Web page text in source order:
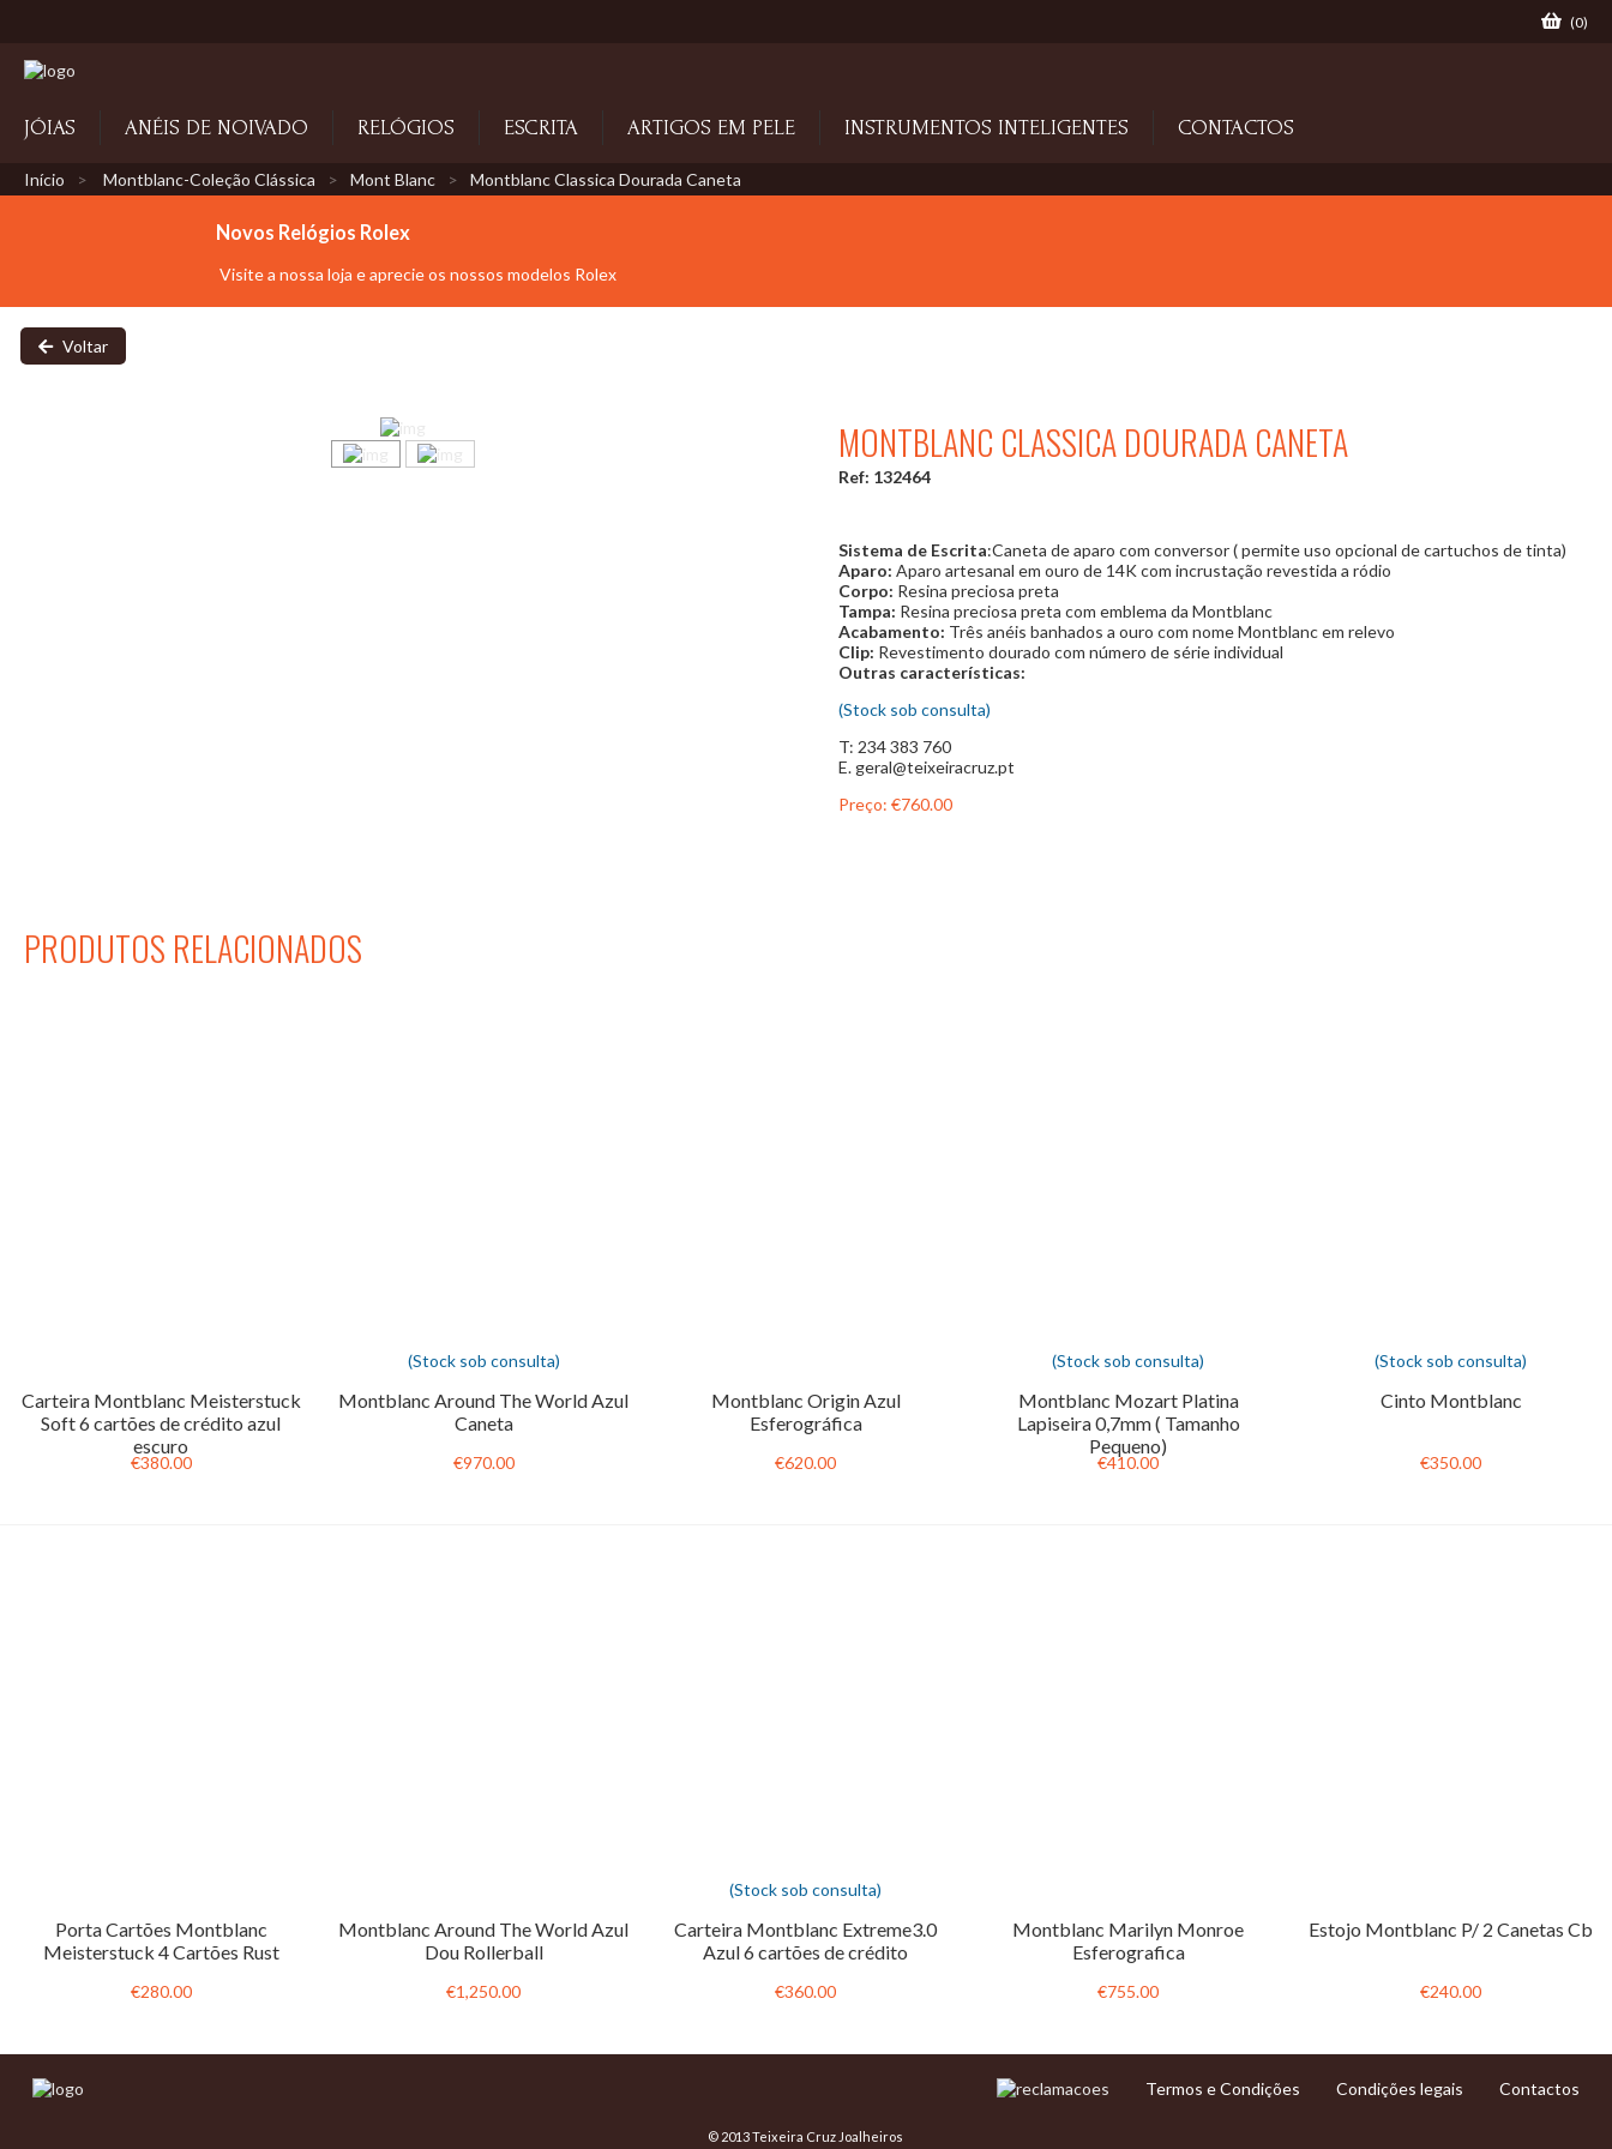
(0)
JÓIAS ANÉIS DE NOIVADO RELÓGIOS ESCRITA ARTIGOS EM PELE INSTRUMENTOS INTELIGENTES CONTACTOS
Início Montblanc-Coleção Clássica Mont Blanc Montblanc Classica Dourada Caneta
Novos Relógios Rolex
Visite a nossa loja e aprecie os nossos modelos Rolex
Voltar
MONTBLANC CLASSICA DOURADA CANETA
Ref: 132464
Sistema de Escrita:Caneta de aparo com conversor ( permite uso opcional de cartuchos de tinta)
Aparo: Aparo artesanal em ouro de 14Kcom incrustação revestida a ródio
Corpo: Resina preciosa preta
Tampa: Resina preciosa preta com emblema da Montblanc
Acabamento: Três anéis banhados a ouro com nome Montblanc em relevo
Clip: Revestimento dourado com número de série individual
Outras características:
(Stock sob consulta)
T: 234 383 760
E. geral@teixeiracruz.pt
Preço: €760.00
PRODUTOS RELACIONADOS
Carteira Montblanc Meisterstuck
Soft 6 cartões de crédito azul
escuro
€380.00
(Stock sob consulta)
Montblanc Around The World Azul
Caneta
€970.00
Montblanc Origin Azul
Esferográfica
€620.00
(Stock sob consulta)
Montblanc Mozart Platina
Lapiseira 0,7mm ( Tamanho
Pequeno)
€410.00
(Stock sob consulta)
Cinto Montblanc
€350.00
Porta Cartões Montblanc
Meisterstuck 4 Cartões Rust
€280.00
Montblanc Around The World Azul
Dou Rollerball
€1,250.00
(Stock sob consulta)
Carteira Montblanc Extreme3.0
Azul 6 cartões de crédito
€360.00
Montblanc Marilyn Monroe
Esferografica
€755.00
Estojo Montblanc P/ 2 Canetas Cb
€240.00
Termos e Condições Condições legais Contactos
© 2013 Teixeira Cruz Joalheiros